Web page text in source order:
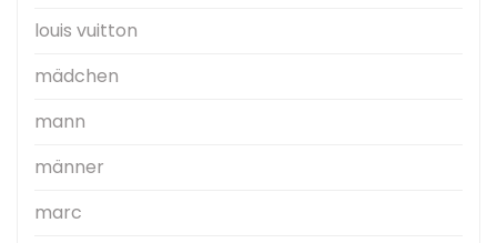
louis vuitton
mädchen
mann
männer
marc